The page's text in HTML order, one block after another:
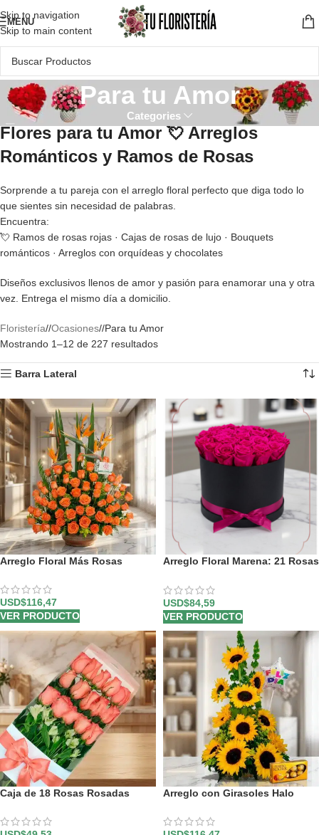
Skip to navigation
Skip to main content
MENU
Para tu Amor
Categories
Flores para tu Amor 💘 Arreglos
Románticos y Ramos de Rosas
Sorprende a tu pareja con el arreglo floral perfecto que diga todo lo
que sientes sin necesidad de palabras.
Encuentra:
💘 Ramos de rosas rojas · Cajas de rosas de lujo · Bouquets
románticos · Arreglos con orquídeas y chocolates
Diseños exclusivos llenos de amor y pasión para enamorar una y otra
vez. Entrega el mismo día a domicilio.
Floristería/ Ocasiones/ Para tu Amor
Mostrando 1–12 de 227 resultados
Barra Lateral
Arreglo Floral Más Rosas
USD$116,47
VER PRODUCTO
Arreglo Floral Marena: 21 Rosas
USD$84,59
VER PRODUCTO
Caja de 18 Rosas Rosadas Arreglo con Girasoles Halo